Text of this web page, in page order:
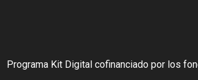
Programa Kit Digital cofinanciado por los